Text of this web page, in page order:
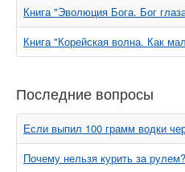
Книга "Эволюция Бога. Бог
Книга "Корейская волна. Как
Последние вопросы
Если выпил 100 грамм водки
Почему нельзя курить за рулем?